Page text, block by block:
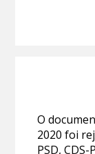
O
2020 foi
PSD,